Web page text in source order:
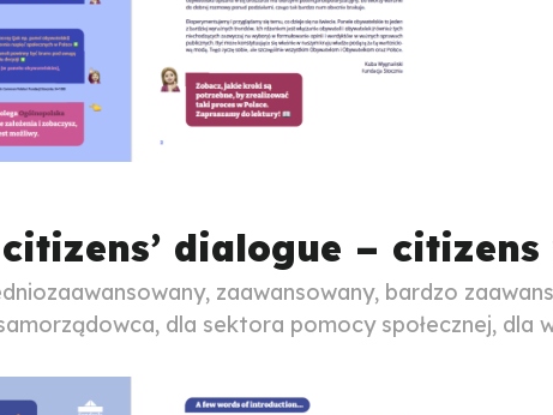
dialogue –
zaawansowany, bardzo
dla sektora pomocy społecznej, dla